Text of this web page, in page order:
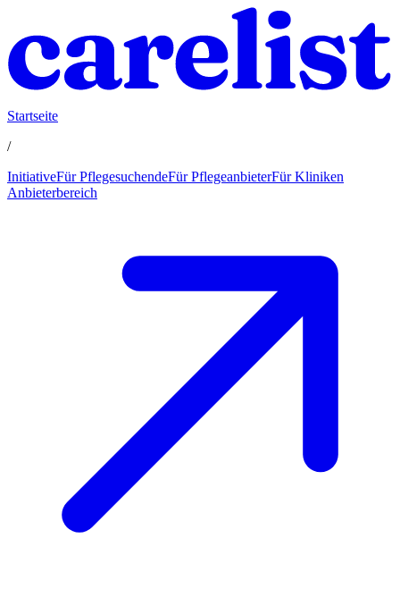
Startseite
/
InitiativeFür PflegesuchendeFür PflegeanbieterFür Kliniken
Anbieterbereich